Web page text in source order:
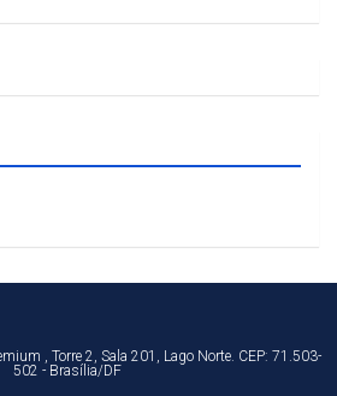
, Torre 2, Sala 201, Lago Norte. CEP: 71.503-
502 - Brasília/DF